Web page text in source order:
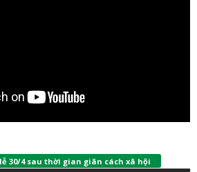
30/4 sau thời gian giãn cách xã hội